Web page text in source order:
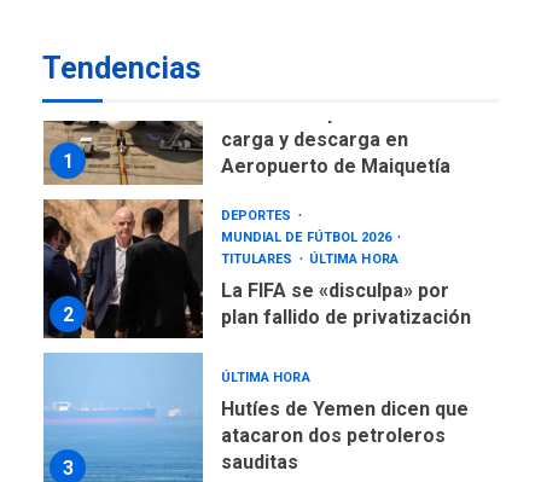
Tendencias
1
carga y descarga en
Aeropuerto de Maiquetía
2
DEPORTES
MUNDIAL DE FÚTBOL 2026
TITULARES
ÚLTIMA HORA
La FIFA se «disculpa» por
plan fallido de privatización
3
ÚLTIMA HORA
Hutíes de Yemen dicen que
atacaron dos petroleros
sauditas